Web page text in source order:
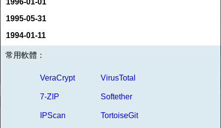
1996-01-01
1995-05-31
1994-01-11
常用軟體：
VeraCrypt VirusTotal
7-ZIP Softether
IPScan TortoiseGit